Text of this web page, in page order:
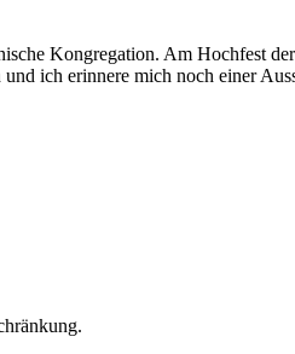
Kongregation. Am Hochfest
ich erinnere mich noch einer